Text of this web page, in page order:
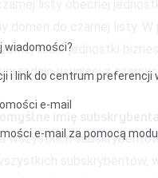
wiadomości?
i link do centrum preferencji
e-mail
e-mail za pomocą
listy obecnej
domen do czarnej listy.
liście jednostki
usunięci z
imię subskrybenta?
wszystkich
subskrybentów,